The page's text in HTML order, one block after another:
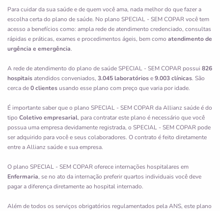
Para cuidar da sua saúde e de quem você ama, nada melhor do que fazer a
escolha certa do plano de saúde. No plano SPECIAL - SEM COPAR você tem
acesso a benefícios como: ampla rede de atendimento credenciado, consultas
rápidas e práticas, exames e procedimentos ágeis, bem como atendimento de
urgência e emergência.
A rede de atendimento do plano de saúde SPECIAL - SEM COPAR possui 826
hospitaisatendidos conveniados, 3.045 laboratóriose9.003 clínicas. São
cerca de0 clientes usando esse plano com preço que varia por idade.
É importante saber que o plano SPECIAL - SEM COPAR da Allianz saúde é do
tipo Coletivo empresarial, para contratar este plano é necessário que você
possua uma empresa devidamente registrada, o SPECIAL - SEM COPAR pode
ser adquirido para você e seus colaboradores. O contrato é feito diretamente
entre a Allianz saúde e sua empresa.
O plano SPECIAL - SEM COPAR oferece internações hospitalares em
Enfermaria, se no ato da internação preferir quartos individuais você deve
pagar a diferença diretamente ao hospital internado.
Além de todos os serviços obrigatórios regulamentados pela ANS, este plano